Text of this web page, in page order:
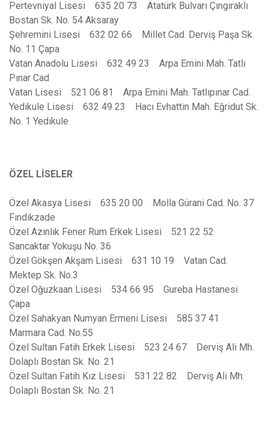
Pertevniyal Lisesi 635 20 73 Atatürk Bulvarı Çıngıraklı
Bostan Sk. No. 54 Aksaray
Şehremini Lisesi 632 02 66 Millet Cad. Derviş Paşa Sk.
No. 11 Çapa
Vatan Anadolu Lisesi 632 49 23 Arpa Emini Mah. Tatlı
Pınar Cad
Vatan Lisesi 521 06 81 Arpa Emini Mah. Tatlıpınar Cad.
Yedikule Lisesi 632 49 23 Hacı Evhattin Mah. Eğridut Sk.
No. 1 Yedikule
ÖZEL LİSELER
Özel Akasya Lisesi 635 20 00 Molla Gürani Cad. No. 37
Fındıkzade
Özel Azınlık Fener Rum Erkek Lisesi 521 22 52
Sancaktar Yokuşu No. 36
Özel Gökşen Akşam Lisesi 631 10 19 Vatan Cad.
Mektep Sk. No.3
Özel Oğuzkaan Lisesi 534 66 95 Gureba Hastanesi
Çapa
Özel Sahakyan Numyan Ermeni Lisesi 585 37 41
Marmara Cad. No.55
Özel Sultan Fatih Erkek Lisesi 523 24 67 Derviş Ali Mh.
Dolaplı Bostan Sk. No. 21
Özel Sultan Fatih Kız Lisesi 531 22 82 Derviş Ali Mh.
Dolaplı Bostan Sk. No. 21